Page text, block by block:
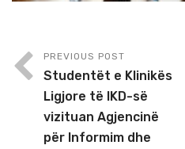
PREVIOUS POST
Studentët e Klinikës
Ligjore të IKD-së
vizituan Agjencinë
për Informim dhe